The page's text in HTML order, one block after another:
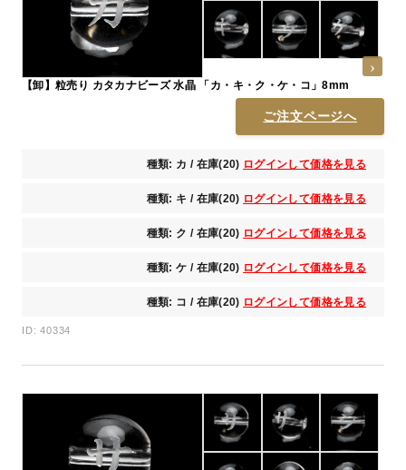
【卸】粒売り カタカナビーズ 水晶 「カ・キ・ク・ケ・コ」8mm
ご注文ページへ
種類: カ / 在庫(20) ログインして価格を見る
種類: キ / 在庫(20) ログインして価格を見る
種類: ク / 在庫(20) ログインして価格を見る
種類: ケ / 在庫(20) ログインして価格を見る
種類: コ / 在庫(20) ログインして価格を見る
ID: 40334